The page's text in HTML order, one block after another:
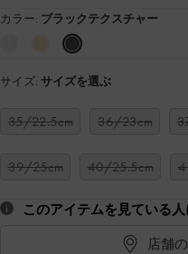
カラー: ブラックテクスチャー
サイズ: サイズを選ぶ
35/22.5cm 36/23cm
39/25cm 40/25.5cm
このアイテムを見ている
店舗